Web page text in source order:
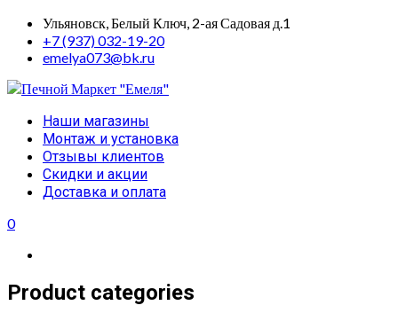
Skip
content
Ульяновск, Белый Ключ, 2-ая Садовая д.1
+7 (937) 032-19-20
emelya073@bk.ru
Primary
Menu
Наши магазины
Монтаж и установка
Отзывы клиентов
Скидки и акции
Доставка и оплата
0
Product categories